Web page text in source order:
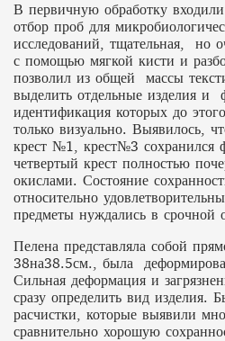
В первичную обработку
отбор проб для
исследований, тщательная, но
с помощью мягкой кисти и
позволил из общей массы
выделить отдельные изделия и
идентификация которых до
только визуально. Выявилось,
крест №1, крест№3 сохранился
четвертый крест полностью
окислами. Состояние
относительно
предметы нуждались в срочной
Пелена представляла собой
38на38.5см., была
Сильная деформация и
сразу определить вид изделия.
расчистки, которые выявили
сравнительно хорошую